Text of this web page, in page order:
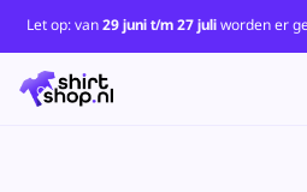
Let op: van29 juni t/m 27 juliworden er